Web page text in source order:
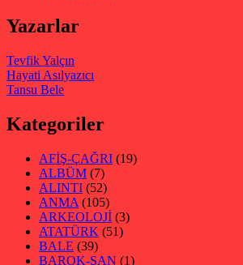
Yazarlar
Tevfik Yalçın
Hayati Asılyazıcı
Tansu Bele
Kategoriler
AFİŞ-ÇAĞRI (19)
ALBÜM (7)
ALINTI (52)
ANMA (105)
ARKEOLOJİ (3)
ATATÜRK (51)
BALE (39)
BAROK-ŞAN (1)